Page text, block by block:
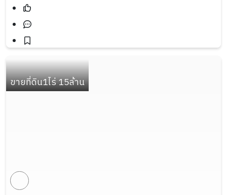
ขายที่ดิน1ไร่ 15ล้าน